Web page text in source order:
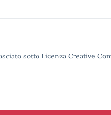
sotto Licenza Creative